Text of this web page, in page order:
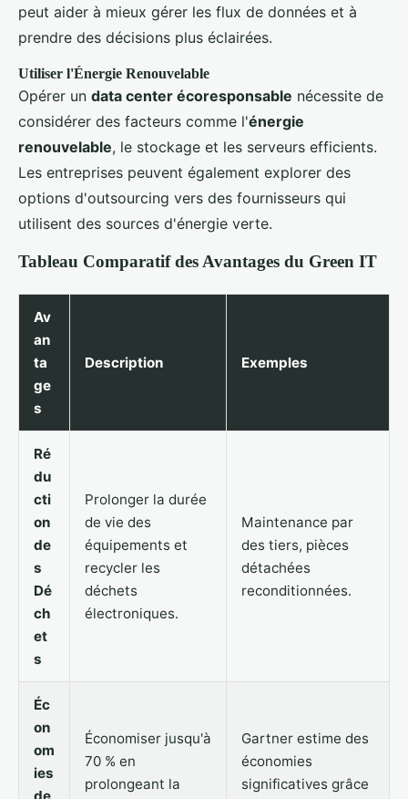
peut aider à mieux gérer les flux de données et à
prendre des décisions plus éclairées.
Utiliser l'Énergie Renouvelable
Opérer un data center écoresponsable nécessite de
considérer des facteurs comme l'énergie
renouvelable, le stockage et les serveurs efficients.
Les entreprises peuvent également explorer des
options d'outsourcing vers des fournisseurs qui
utilisent des sources d'énergie verte.
Tableau Comparatif des Avantages du Green IT
Av
an
ta
ge
s
Description Exemples
Ré
du
cti
on
de
s
Dé
ch
et
s
Prolonger la durée
de vie des
équipements et
recycler les
déchets
électroniques.
Maintenance par
des tiers, pièces
détachées
reconditionnées.
Éc
on
om
ies
Économiser jusqu'à
70 % en
prolongeant la
Gartner estime des
économies
significatives grâce